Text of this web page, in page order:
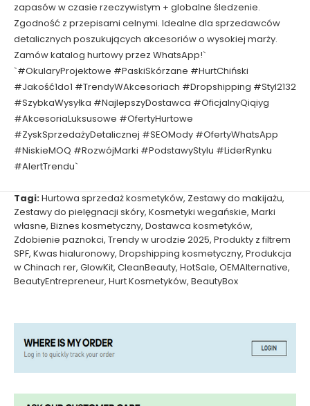
zapasów w czasie rzeczywistym + globalne śledzenie.
Zgodność z przepisami celnymi. Idealne dla sprzedawców
detalicznych poszukujących akcesoriów o wysokiej marży.
Zamów katalog hurtowy przez WhatsApp!`
`#OkularyProjektowe #PaskiSkórzane #HurtChiński
#Jakość1do1 #TrendyWAkcesoriach #Dropshipping #Styl2132
#SzybkaWysyłka #NajlepszyDostawca #OficjalnyQiqiyg
#AkcesoriaLuksusowe #OfertyHurtowe
#ZyskSprzedażyDetalicznej #SEOMody #OfertyWhatsApp
#NiskieMOQ #RozwójMarki #PodstawyStylu #LiderRynku
#AlertTrendu`
Tagi:Hurtowa sprzedaż kosmetyków, Zestawy do makijażu,
Zestawy do pielęgnacji skóry, Kosmetyki wegańskie, Marki
własne, Biznes kosmetyczny, Dostawca kosmetyków,
Zdobienie paznokci, Trendy w urodzie 2025, Produkty z filtrem
SPF, Kwas hialuronowy, Dropshipping kosmetyczny, Produkcja
w Chinach rer, GlowKit, CleanBeauty, HotSale, OEMAlternative,
BeautyEntrepreneur, Hurt Kosmetyków, BeautyBox